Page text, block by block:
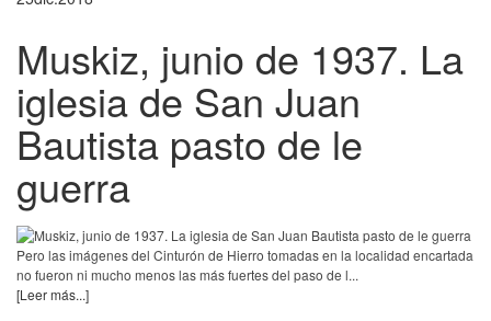
Muskiz, junio de 1937. La
iglesia de San Juan
Bautista pasto de le
guerra
Pero las imágenes del Cinturón de Hierro tomadas en la localidad encartada
no fueron ni mucho menos las más fuertes del paso de l...
[Leer más...]